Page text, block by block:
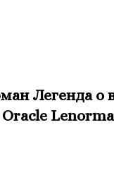
Легенда о